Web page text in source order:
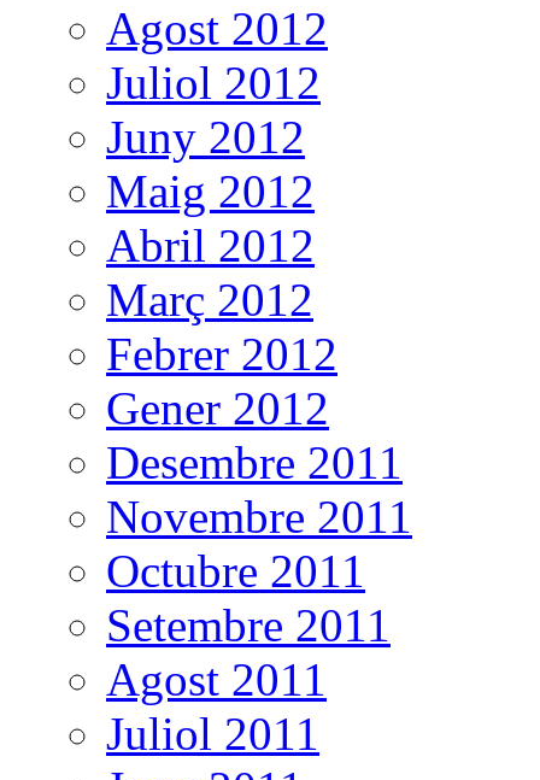
Agost 2012
Juliol 2012
Juny 2012
Maig 2012
Abril 2012
Març 2012
Febrer 2012
Gener 2012
Desembre 2011
Novembre 2011
Octubre 2011
Setembre 2011
Agost 2011
Juliol 2011